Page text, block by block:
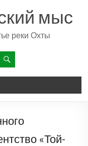
мыс
реки Охты
«Той-